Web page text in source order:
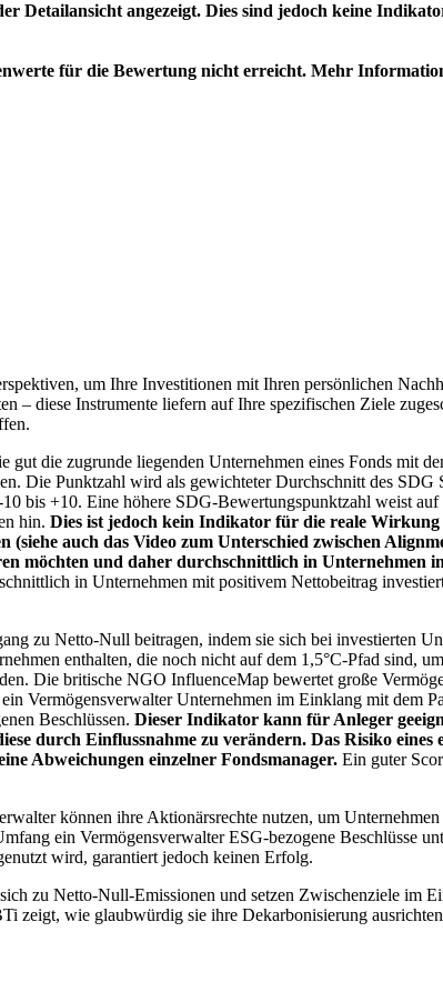
Detailansicht angezeigt. Dies sind jedoch keine
für die Bewertung nicht erreicht. Mehr
um Ihre Investitionen mit Ihren persönlichen
– diese Instrumente liefern auf Ihre spezifischen Ziele
die zugrunde liegenden Unternehmen eines Fonds mit
Die Punktzahl wird als gewichteter Durchschnitt des
bis +10. Eine höhere SDG-Bewertungspunktzahl weist
hin. Dies ist jedoch kein Indikator für die reale
auch das Video zum Unterschied zwischen
möchten und daher durchschnittlich in Unternehmen
in Unternehmen mit positivem Nettobeitrag
zu Netto-Null beitragen, indem sie sich bei investierten
enthalten, die noch nicht auf dem 1,5°C-Pfad sind,
Die britische NGO InfluenceMap bewertet große
Vermögensverwalter Unternehmen im Einklang mit dem
Beschlüssen. Dieser Indikator kann für Anleger
durch Einflussnahme zu verändern. Das Risiko
Abweichungen einzelner Fondsmanager. Ein guter
können ihre Aktionärsrechte nutzen, um
ein Vermögensverwalter ESG-bezogene Beschlüsse
wird, garantiert jedoch keinen Erfolg.
zu Netto-Null-Emissionen und setzen Zwischenziele im
zeigt, wie glaubwürdig sie ihre Dekarbonisierung